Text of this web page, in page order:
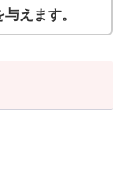
えます。